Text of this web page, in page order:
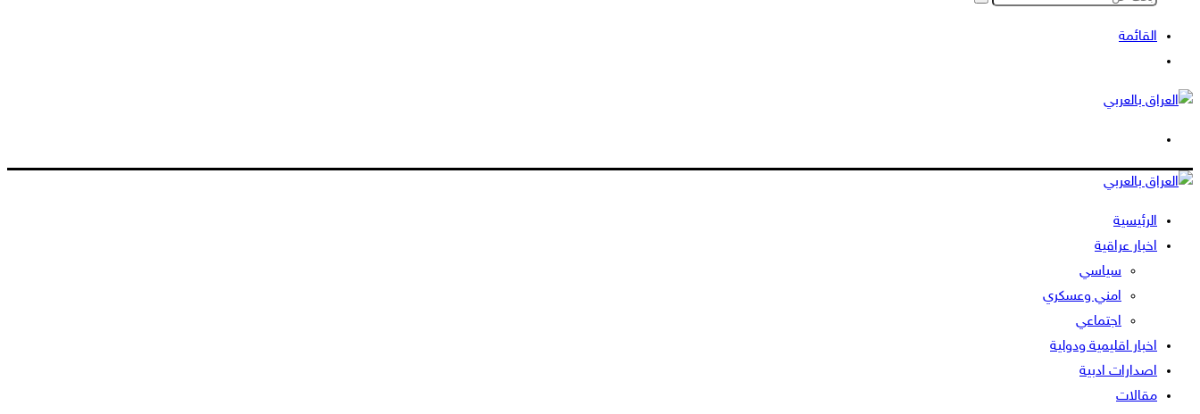
بحث
القائمة
المظلم
الرئيسية
اخبار عراقية
سياسي
امني وعسكري
اجتماعي
اخبار اقليمية ودولية
اصدارات ادبية
مقالات